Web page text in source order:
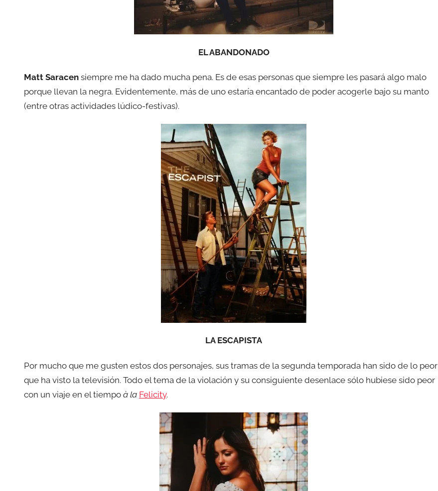
EL ABANDONADO
Matt Saracen siempre me ha dado mucha pena. Es de esas personas que siempre les pasará algo malo
porque llevan la negra. Evidentemente, más de uno estaría encantado de poder acogerle bajo su manto
(entre otras actividades lúdico-festivas).
LA ESCAPISTA
Por mucho que me gusten estos dos personajes, sus tramas de la segunda temporada han sido de lo peor
que ha visto la televisión. Todo el tema de la violación y su consiguiente desenlace sólo hubiese sido peor
con un viaje en el tiempo à la Felicity.